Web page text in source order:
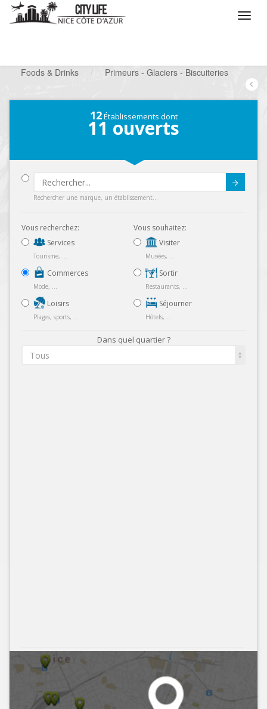
Foods & Drinks
/ Primeurs - Glaciers - Biscuiteries
12Établissements dont
11 ouverts
Rechercher une marque, un établissement...
Vous recherchez:
Services
Tourisme, ...
Commerces
Mode, ...
Loisirs
Plages, sports, ...
Vous souhaitez:
Visiter
Musées, ...
Sortir
Restaurants, ...
Séjourner
Hôtels, ...
Dans quel quartier ?
Tous